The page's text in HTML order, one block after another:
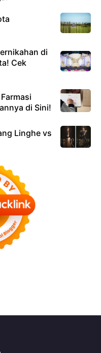
di
Cek
di Sini!
Linghe vs